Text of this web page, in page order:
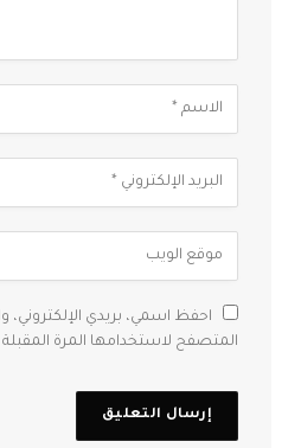
احفظ اسمي، بريدي الإلكتروني،
المتصفح لاستخدامها المرة